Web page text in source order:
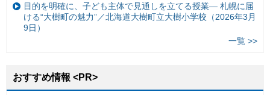
目的を明確に、子ども主体で見通しを立てる授業— 札幌に届
ける“大樹町の魅力”／北海道大樹町立大樹小学校（2026年3月
9日）
一覧 >>
おすすめ情報 <PR>